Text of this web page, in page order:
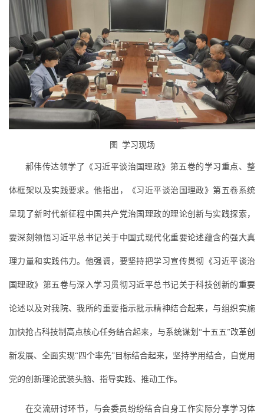
图 学习现场
郝伟传达领学了《习近平谈治国理政》第五卷的学习重点、整
体框架以及实践要求。他指出，《习近平谈治国理政》第五卷系统
呈现了新时代新征程中国共产党治国理政的理论创新与实践探索，
要深刻领悟习近平总书记关于中国式现代化重要论述蕴含的强大真
理力量和实践伟力。他强调，要坚持把学习宣传贯彻《习近平谈治
国理政》第五卷与深入学习贯彻习近平总书记关于科技创新的重要
论述以及对我院、我所的重要指示批示精神结合起来，与组织实施
加快抢占科技制高点核心任务结合起来，与系统谋划“十五五”改革创
新发展、全面实现“四个率先”目标结合起来，坚持学用结合，自觉用
党的创新理论武装头脑、指导实践、推动工作。
在交流研讨环节，与会委员纷纷结合自身工作实际分享学习体